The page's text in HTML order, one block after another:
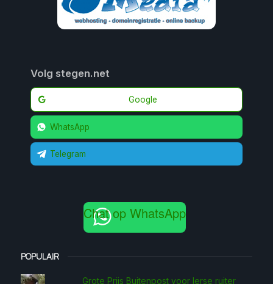
Volg stegen.net
Google
WhatsApp
Telegram
Chat op WhatsApp
POPULAIR
Grote Prijs Buitenpost voor Ierse ruiter